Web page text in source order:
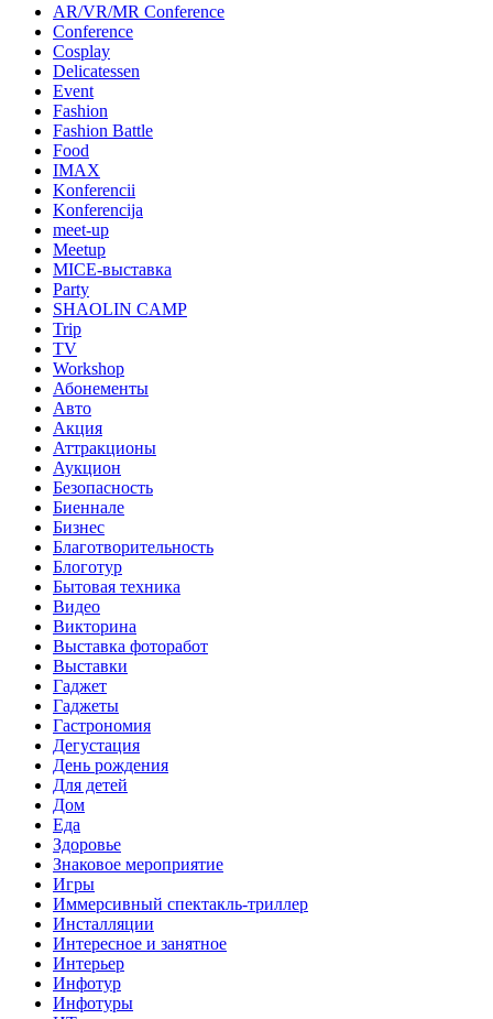
AR/VR/MR Conference
Conference
Cosplay
Delicatessen
Event
Fashion
Fashion Battle
Food
IMAX
Konferencii
Konferencija
meet-up
Meetup
MICE-выставка
Party
SHAOLIN CAMP
Trip
TV
Workshop
Абонементы
Авто
Акция
Аттракционы
Аукцион
Безопасность
Биеннале
Бизнес
Благотворительность
Блоготур
Бытовая техника
Видео
Викторина
Выставка фоторабот
Выставки
Гаджет
Гаджеты
Гастрономия
Дегустация
День рождения
Для детей
Дом
Еда
Здоровье
Знаковое мероприятие
Игры
Иммерсивный спектакль-триллер
Инсталляции
Интересное и занятное
Интерьер
Инфотур
Инфотуры